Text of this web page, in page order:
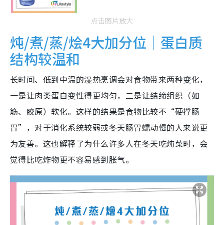
点击图片放大
炖/煮/蒸/烩4大加分位｜蛋白质
结构较温和
长时间、低到中温的湿热烹调会对食物带来两种变化，
一是让肉类蛋白变性得更均匀，二是让结缔组织（如
筋、胶原）软化。这样的结果是食物比较不“硬撑肠
胃”，对于消化系统较弱或冬天肠胃蠕动慢的人来说更
为友善。这也解释了为什么许多人在冬天吃炖菜时，会
觉得比吃炸物更不容易感到胀气。